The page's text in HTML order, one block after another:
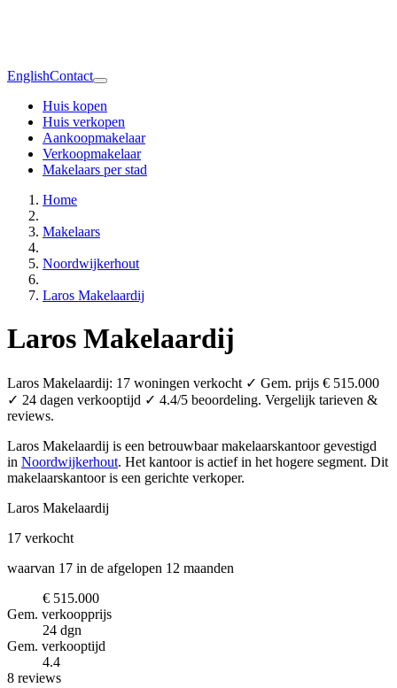
EnglishContact
Huis kopen
Huis verkopen
Aankoopmakelaar
Verkoopmakelaar
Makelaars per stad
Home
Makelaars
Noordwijkerhout
Laros Makelaardij
Laros Makelaardij
Laros Makelaardij: 17 woningen verkocht ✓ Gem. prijs € 515.000
✓ 24 dagen verkooptijd ✓ 4.4/5 beoordeling. Vergelijk tarieven &
reviews.
Laros Makelaardij is een betrouwbaar makelaarskantoor gevestigd
in Noordwijkerhout. Het kantoor is actief in het hogere segment. Dit
makelaarskantoor is een gerichte verkoper.
Laros Makelaardij
17 verkocht
waarvan 17 in de afgelopen 12 maanden
€ 515.000
Gem. verkoopprijs
24 dgn
Gem. verkooptijd
4.4
8 reviews